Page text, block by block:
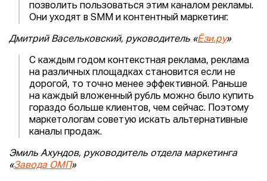
позволить пользоваться этим каналом рекламы.
Они уходят в SMM и контентный маркетинг.
Дмитрий Васельковский, руководитель «Ёзи.ру»
С каждым годом контекстная реклама, реклама
на различных площадках становится если не
дорогой, то точно менее эффективной. Раньше
на каждый вложенный рубль можно было купить
гораздо больше клиентов, чем сейчас. Поэтому
маркетологам советую искать альтернативные
каналы продаж.
Эмиль Ахундов, руководитель отдела маркетинга
«Завода ОМП»